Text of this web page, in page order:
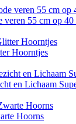
veren 55 cm op 40
Hoorntjes
en Lichaam
Hoorns